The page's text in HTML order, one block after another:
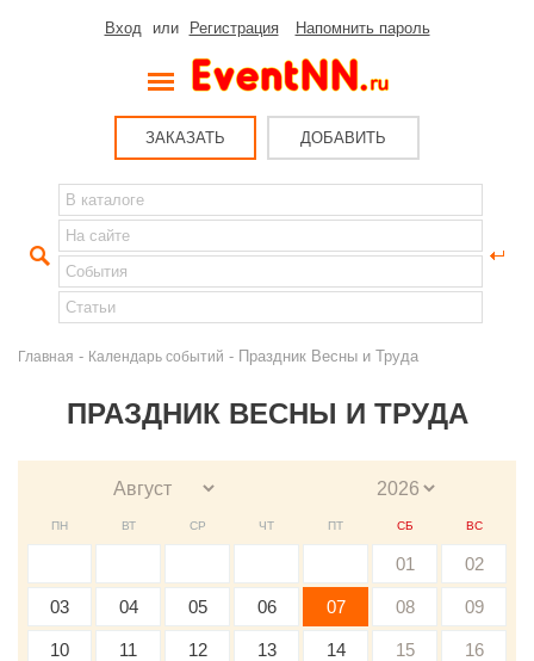
Вход или Регистрация Напомнить пароль
ЗАКАЗАТЬ ДОБАВИТЬ
Главная - Календарь событий - Праздник Весны и Труда
ПРАЗДНИК ВЕСНЫ И ТРУДА
ПН ВТ СР ЧТ ПТ СБ ВС
01 02
03 04 05 06 07 08 09
10 11 12 13 14 15 16